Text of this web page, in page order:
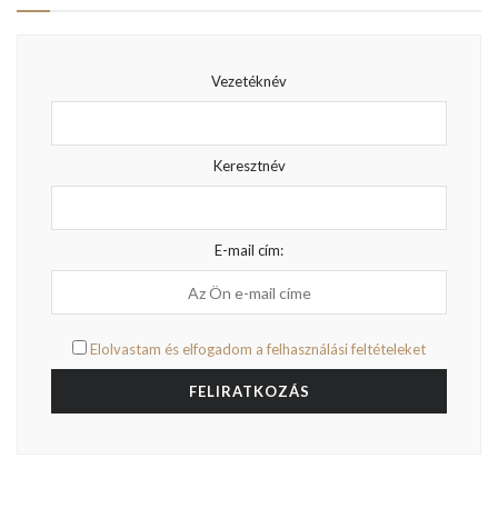
Vezetéknév
Keresztnév
E-mail cím:
Elolvastam és elfogadom a felhasználási feltételeket